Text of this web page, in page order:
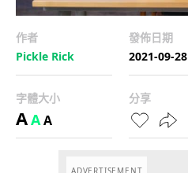
作者
Pickle Rick
發佈日期
2021-09-28
字體大小
AAA
分享